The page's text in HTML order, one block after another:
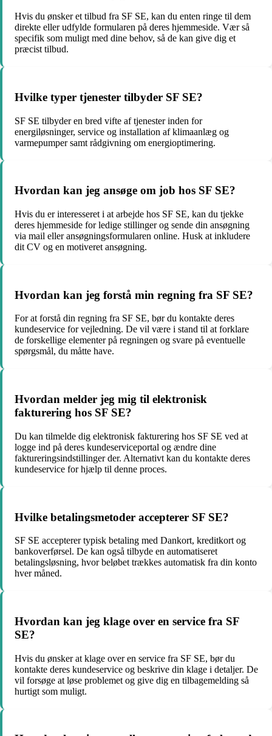
Hvis du ønsker et tilbud fra SF SE, kan du enten ringe til dem
direkte eller udfylde formularen på deres hjemmeside. Vær så
specifik som muligt med dine behov, så de kan give dig et
præcist tilbud.
Hvilke typer tjenester tilbyder SF SE?
SF SE tilbyder en bred vifte af tjenester inden for
energiløsninger, service og installation af klimaanlæg og
varmepumper samt rådgivning om energioptimering.
Hvordan kan jeg ansøge om job hos SF SE?
Hvis du er interesseret i at arbejde hos SF SE, kan du tjekke
deres hjemmeside for ledige stillinger og sende din ansøgning
via mail eller ansøgningsformularen online. Husk at inkludere
dit CV og en motiveret ansøgning.
Hvordan kan jeg forstå min regning fra SF SE?
For at forstå din regning fra SF SE, bør du kontakte deres
kundeservice for vejledning. De vil være i stand til at forklare
de forskellige elementer på regningen og svare på eventuelle
spørgsmål, du måtte have.
Hvordan melder jeg mig til elektronisk
fakturering hos SF SE?
Du kan tilmelde dig elektronisk fakturering hos SF SE ved at
logge ind på deres kundeserviceportal og ændre dine
faktureringsindstillinger der. Alternativt kan du kontakte deres
kundeservice for hjælp til denne proces.
Hvilke betalingsmetoder accepterer SF SE?
SF SE accepterer typisk betaling med Dankort, kreditkort og
bankoverførsel. De kan også tilbyde en automatiseret
betalingsløsning, hvor beløbet trækkes automatisk fra din konto
hver måned.
Hvordan kan jeg klage over en service fra SF
SE?
Hvis du ønsker at klage over en service fra SF SE, bør du
kontakte deres kundeservice og beskrive din klage i detaljer. De
vil forsøge at løse problemet og give dig en tilbagemelding så
hurtigt som muligt.